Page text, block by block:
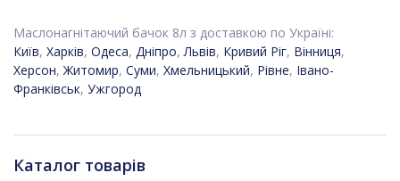
Маслонагнітаючий бачок 8л з доставкою по Україні:
Київ, Харків, Одеса, Дніпро,Львів, Кривий Ріг, Вінниця,
Херсон,Житомир, Суми, Хмельницький, Рівне, Івано-
Франківськ, Ужгород
Каталог товарів